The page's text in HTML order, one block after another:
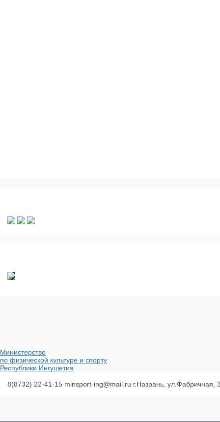
Министерство
по физической культуре и спорту
Республики Ингушетия
8(8732) 22-41-15 minsport-ing@mail.ru г.Назрань, ул.Фабричная,